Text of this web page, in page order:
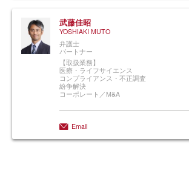
計画及びFCPA執行ガイドライ
取扱業務：
関する大統領令に署名
取扱業務：コンプライアンス・
武藤佳昭
YOSHIAKI MUTO
弁護士
パートナー
【取扱業務】
医療・ライフサイエンス
コンプライアンス・不正調査
紛争解決
コーポレート／M&A
Email